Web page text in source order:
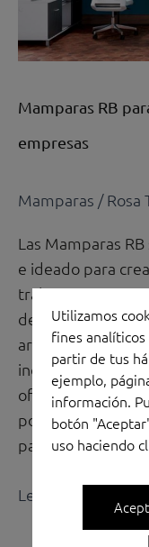
Mamparas RB
empresas
Mamparas /Rosa
Las Mamparas
e ideado para
trabajo. Entre
destaca el crear
arquitectónicas
independientes.
oficina son muy
polivalentes y
para adecuarse
Leer más »
Utilizamos
fines
partir de tus
ejemplo,
información.
botón
uso haciendo